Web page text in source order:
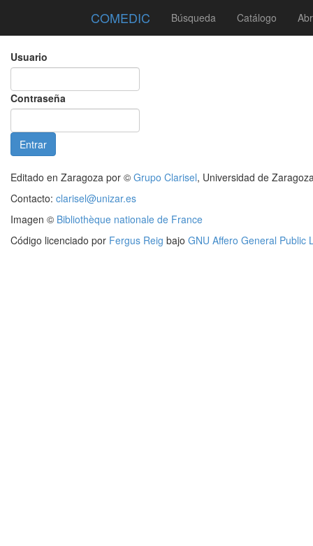
COMEDIC Búsqueda Catálogo
Usuario
Contraseña
Editado en Zaragoza por © Grupo Clarisel, Universidad de
Contacto: clarisel@unizar.es
Imagen © Bibliothèque nationale de France
Código licenciado por Fergus Reig bajo GNU Affero General Public